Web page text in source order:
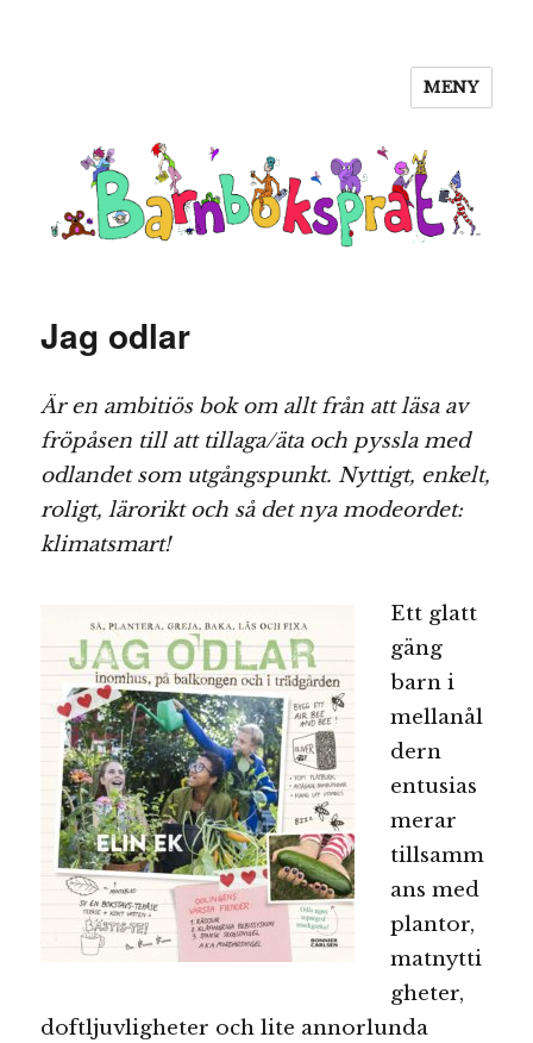
MENY
Jag odlar
Är en ambitiös bok om allt från att läsa av
fröpåsen till att tillaga/äta och pyssla med
odlandet som utgångspunkt. Nyttigt, enkelt,
roligt, lärorikt och så det nya modeordet:
klimatsmart!
Ett glatt
gäng
barn i
mellanål
dern
entusias
merar
tillsamm
ans med
plantor,
matnytti
gheter,
doftljuvligheter och lite annorlunda